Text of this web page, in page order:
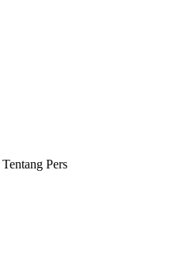
Pers